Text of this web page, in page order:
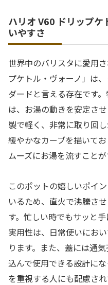
ハリオ V60 ドリップ
いやすさ
世界中のバリスタに愛用
プケトル・ヴォーノ」は
ダードと言える存在です
は、お湯の動きを安定さ
製で軽く、非常に取り回
緩やかなカーブを描いて
ムーズにお湯を流すことが
このポットの嬉しいポイ
いるため、直火で沸騰さ
す。忙しい時でもサッと
実用性は、日常使いにお
ります。また、蓋には通
込んで使用できる設計に
を重視する人にも配慮され